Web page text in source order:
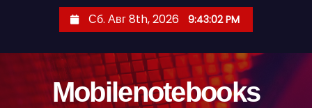
Сб. Авг 8th, 2026 9:43:03 PM
Mobilenotebooks